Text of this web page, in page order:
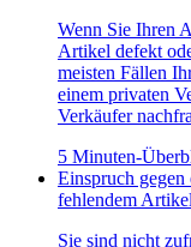
Wenn Sie Ihren
Artikel defekt
meisten Fällen
einem privaten
Verkäufer
5 Minuten-
Einspruch
fehlendem Artikel
Sie sind nicht